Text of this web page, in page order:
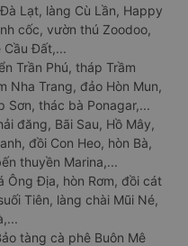
Lạt, làng Cù Lần, Happy
cốc, vườn thú Zoodoo,
Cầu Đất,...
Trần Phú, tháp Trầm
Nha Trang, đảo Hòn Mun,
Sơn, thác bà Ponagar,...
đăng, Bãi Sau, Hồ Mây,
đồi Con Heo, hòn Bà,
thuyền Marina,...
Ông Địa, hòn Rơm, đồi cát
Tiên, làng chài Mũi Né,
tàng cà phê Buôn Mê